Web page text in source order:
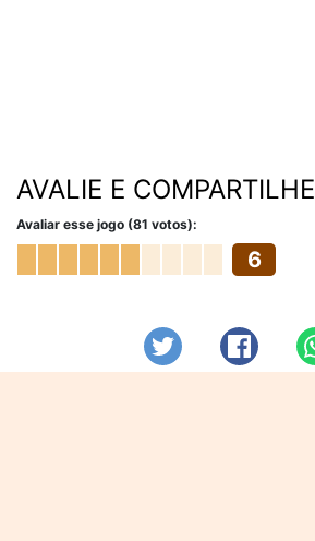
AVALIE E COMPARTILHE
Avaliar esse jogo (81 votos):
6